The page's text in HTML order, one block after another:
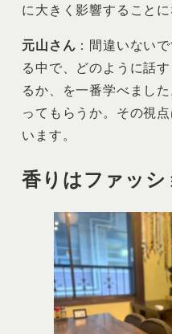
に大きく影響することに
元山さん ：間違いない
る中で、どのように話
るか、を一番学べまし
ってもらうか。その視
います。
香りはファッシ